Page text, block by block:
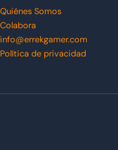
Quiénes Somos
Colabora
info@errekgamer.com
Política de privacidad